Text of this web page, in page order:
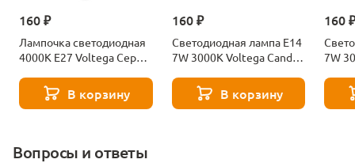
160 ₽
Лампочка светодиодная
4000К Е27 Voltega Серия
В корзину
160 ₽
Светодиодная лампа E14
7W 3000K Voltega Candle
В корзину
160
7W
Вопросы и ответы